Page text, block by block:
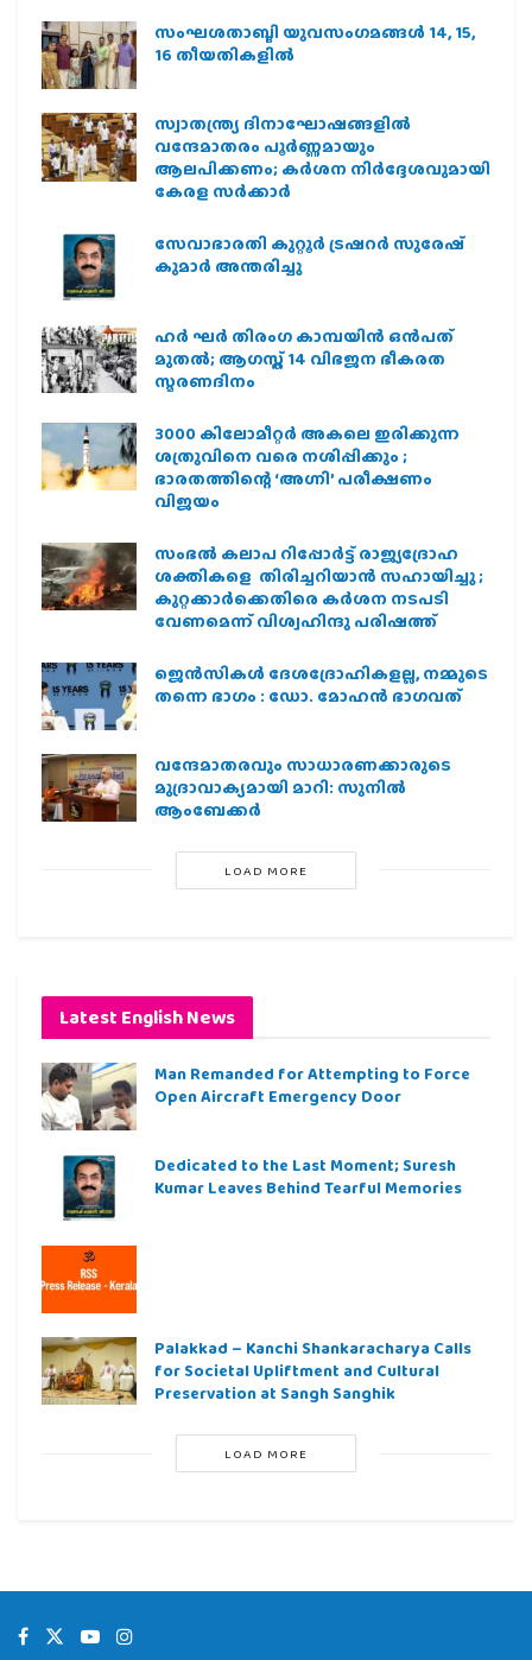
സംഘശതാബ്ദി യുവസംഗമങ്ങള്‍ 14, 15,
16 തീയതികളില്‍
സ്വാതന്ത്ര്യ ദിനാഘോഷങ്ങളിൽ
വന്ദേമാതരം പൂർണ്ണമായും
ആലപിക്കണം; കർശന നിർദ്ദേശവുമായി
കേരള സർക്കാർ
സേവാഭാരതി കുറ്റൂർ ട്രഷറർ സുരേഷ്
കുമാർ അന്തരിച്ചു
ഹര്‍ ഘര്‍ തിരംഗ കാമ്പയിന്‍ ഒന്‍പത്
മുതല്‍; ആഗസ്ത് 14 വിഭജന ഭീകരത
സ്മരണദിനം
3000 കിലോമീറ്റർ അകലെ ഇരിക്കുന്ന
ശത്രുവിനെ വരെ നശിപ്പിക്കും ;
ഭാരതത്തിന്റെ ‘അഗ്നി’ പരീക്ഷണം
വിജയം
സംഭൽ കലാപ റിപ്പോർട്ട് രാജ്യദ്രോഹ
ശക്തികളെ തിരിച്ചറിയാൻ സഹായിച്ചു ;
കുറ്റക്കാർക്കെതിരെ കർശന നടപടി
വേണമെന്ന് വിശ്വഹിന്ദു പരിഷത്ത്
ജെന്‍സികള്‍ ദേശദ്രോഹികളല്ല, നമ്മുടെ
തന്നെ ഭാഗം : ഡോ. മോഹന്‍ ഭാഗവത്
വന്ദേമാതരവും സാധാരണക്കാരുടെ
മുദ്രാവാക്യമായി മാറി: സുനിൽ
ആംബേക്കർ
LOAD MORE
Latest English News
Man Remanded for Attempting to Force
Open Aircraft Emergency Door
Dedicated to the Last Moment; Suresh
Kumar Leaves Behind Tearful Memories
Palakkad – Kanchi Shankaracharya Calls
for Societal Upliftment and Cultural
Preservation at Sangh Sanghik
LOAD MORE